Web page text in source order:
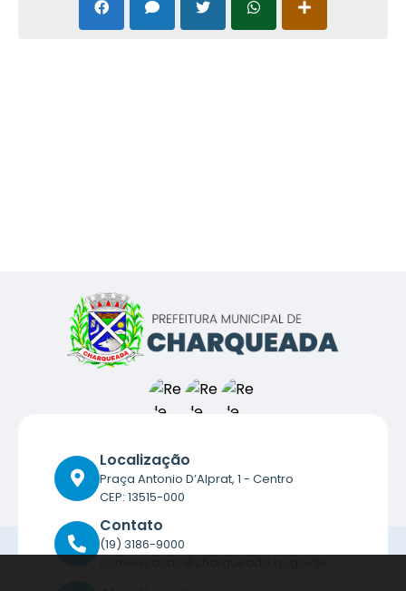
Localização
Praça Antonio D’Alprat, 1 - Centro
CEP: 13515-000
Contato
(19) 3186-9000